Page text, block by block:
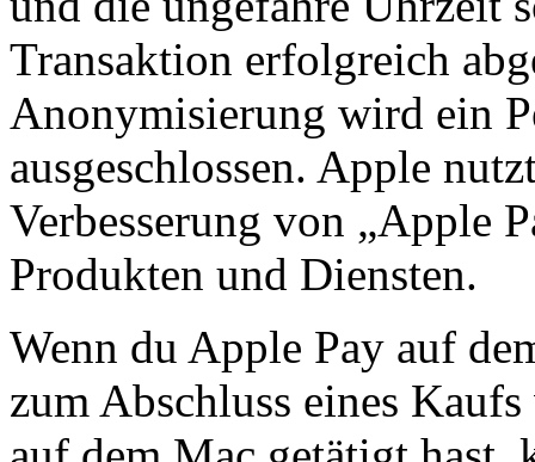
Transaktion erfolgreich
Anonymisierung wird ein
ausgeschlossen. Apple
Verbesserung von „Apple
Produkten und Diensten.
Wenn du Apple Pay auf
zum Abschluss eines